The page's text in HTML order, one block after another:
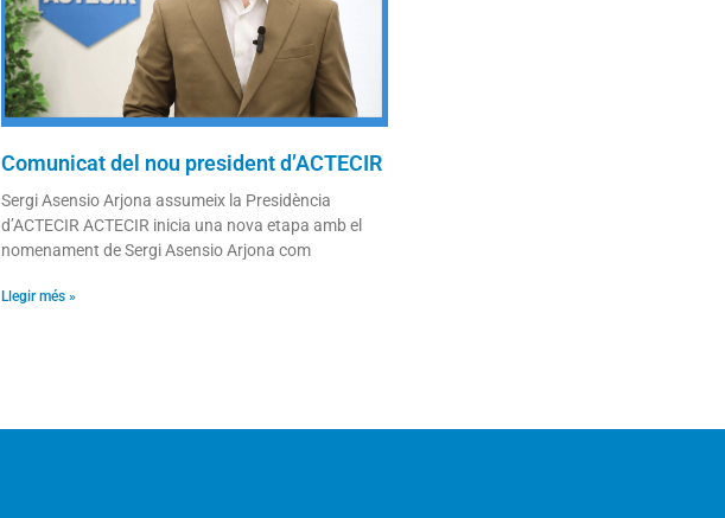
Comunicat del nou president d’ACTECIR
Sergi Asensio Arjona assumeix la Presidència
d’ACTECIR ACTECIR inicia una nova etapa amb el
nomenament de Sergi Asensio Arjona com
Llegir més »